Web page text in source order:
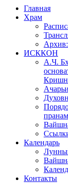
Главная
Храм
ИСККОН
А.Ч.
Календарь
Контакты